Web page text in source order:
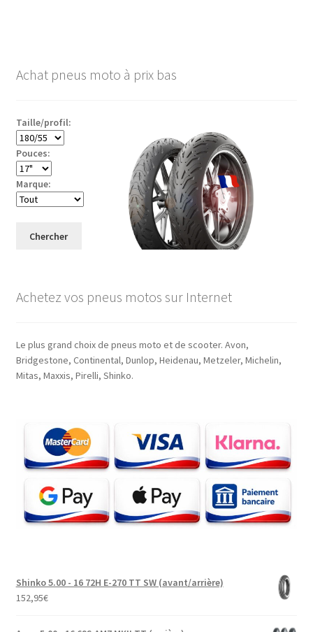
Achat pneus moto à prix bas
Taille/profil:
Pouces:
Marque:
Chercher
Achetez vos pneus motos sur Internet
Le plus grand choix de pneus moto et de scooter. Avon,
Bridgestone, Continental, Dunlop, Heidenau, Metzeler, Michelin,
Mitas, Maxxis, Pirelli, Shinko.
Shinko 5.00 - 16 72H E-270 TT SW (avant/arrière)
152,95€